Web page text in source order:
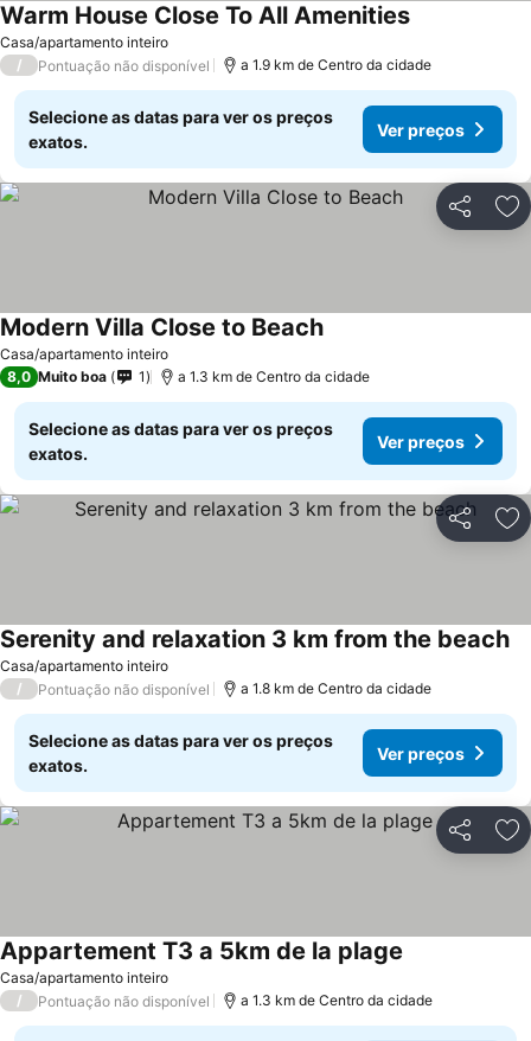
Casa/apartamento inteiro
Warm House Close To All AmenitiesVer preços
/ Pontuação não disponível a 1.9 km de Centro da cidade
Selecione as datas para ver os preços
exatos.
Ver preços
Partilhar
Casa/apartamento inteiro
Modern Villa Close to BeachVer preços
8,0 Muito boa 1 a 1.3 km de Centro da cidade
Selecione as datas para ver os preços
exatos.
Ver preços
Partilhar
Casa/apartamento inteiro
Serenity and relaxation 3 km from the beach
/ Pontuação não disponível a 1.8 km de Centro da cidade
Selecione as datas para ver os preços
exatos.
Ver preços
Partilhar
Casa/apartamento inteiro
Appartement T3 a 5km de la plage
/ Pontuação não disponível a 1.3 km de Centro da cidade